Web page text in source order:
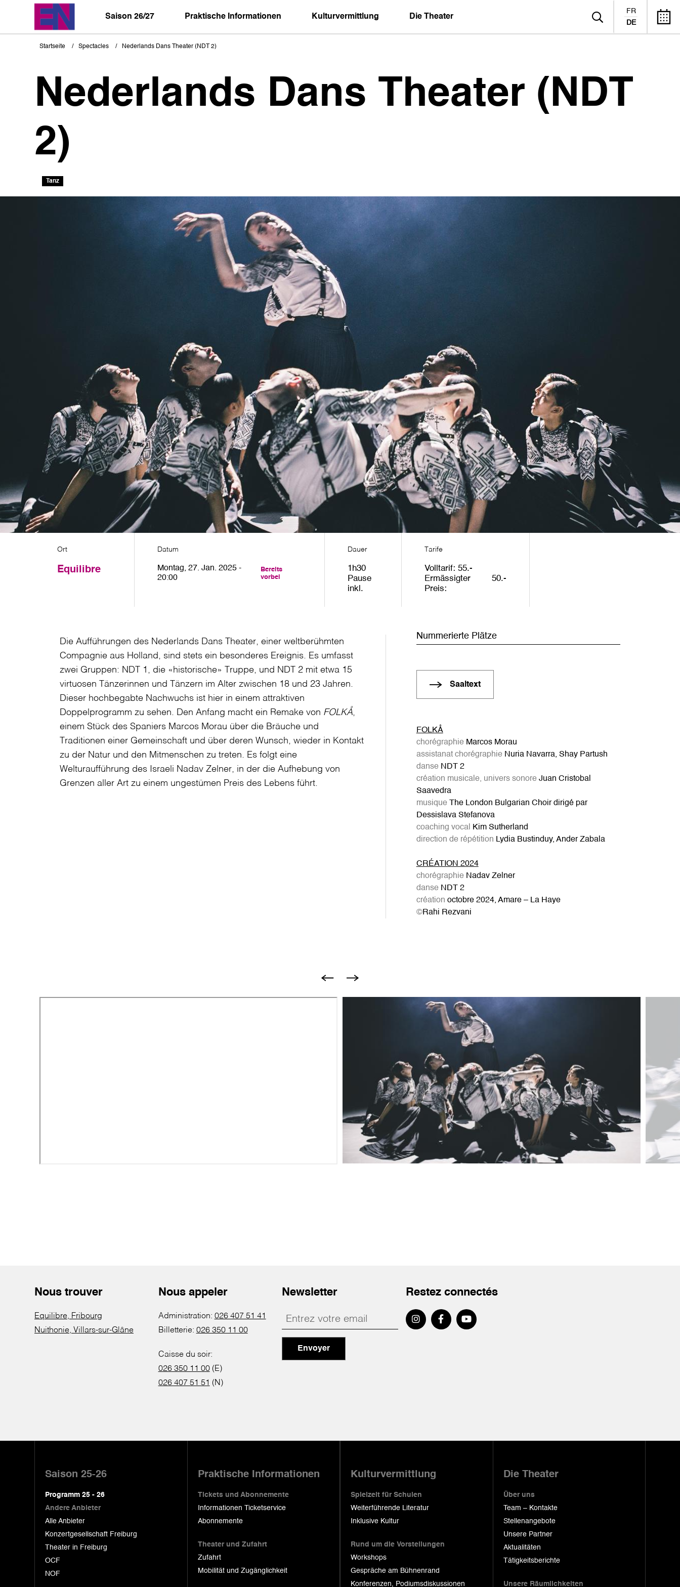
Saison 26/27 Praktische Informationen Kulturvermittlung Die Theater
FR
DE
Pfadnavigation
Startseite Spectacles Nederlands Dans Theater (NDT 2)
Nederlands Dans Theater (NDT
2)
Tanz
Ort
Equilibre
Datum
Montag, 27. Jan. 2025 -
20:00
Bereits
vorbei
Dauer
1h30
Pause
inkl.
Tarife
Volltarif
55
Ermässigter
Preis
50
Die Aufführungen des Nederlands Dans Theater, einer weltberühmten
Compagnie aus Holland, sind stets ein besonderes Ereignis. Es umfasst
zwei Gruppen: NDT 1, die «historische» Truppe, und NDT 2 mit etwa 15
virtuosen Tänzerinnen und Tänzern im Alter zwischen 18 und 23 Jahren.
Dieser hochbegabte Nachwuchs ist hier in einem attraktiven
Doppelprogramm zu sehen. Den Anfang macht ein Remake von FOLKÅ,
einem Stück des Spaniers Marcos Morau über die Bräuche und
Traditionen einer Gemeinschaft und über deren Wunsch, wieder in Kontakt
zu der Natur und den Mitmenschen zu treten. Es folgt eine
Welturaufführung des Israeli Nadav Zelner, in der die Aufhebung von
Grenzen aller Art zu einem ungestümen Preis des Lebens führt.
Nummerierte Plätze
Saaltext
FOLKÅ
chorégraphieMarcos Morau
assistanat chorégraphieNuria Navarra, Shay Partush
danseNDT 2
création musicale, univers sonoreJuan Cristobal
Saavedra
musiqueThe London Bulgarian Choir dirigé par
Dessislava Stefanova
coaching vocal
Kim Sutherland
direction de répétition Lydia Bustinduy, Ander Zabala
CRÉATION 2024
chorégraphieNadav Zelner
danseNDT 2
création octobre 2024, Amare – La Haye
©Rahi Rezvani
Nous trouver
Equilibre, Fribourg
Nuithonie, Villars-sur-Glâne
Nous appeler
Administration: 026 407 51 41
Billetterie: 026 350 11 00
Caisse du soir:
026 350 11 00(E)
026 407 51 51 (N)
Newsletter
Envoyer
Restez connectés
Saison 25-26
Programm 25 - 26
Andere Anbieter
Alle Anbieter
Konzertgesellschaft Freiburg
Theater in Freiburg
OCF
NOF
Praktische Informationen
Tickets und Abonnemente
Informationen Ticketservice
Abonnemente
Theater und Zufahrt
Zufahrt
Mobilität und Zugänglichkeit
Kulturvermittlung
Spielzeit für Schulen
Weiterführende Literatur
Inklusive Kultur
Rund um die Vorstellungen
Workshops
Gespräche am Bühnenrand
Konferenzen, Podiumsdiskussionen
Die Theater
Über uns
Team – Kontakte
Stellenangebote
Unsere Partner
Aktualitäten
Tätigkeitsberichte
Unsere Räumlichkeiten